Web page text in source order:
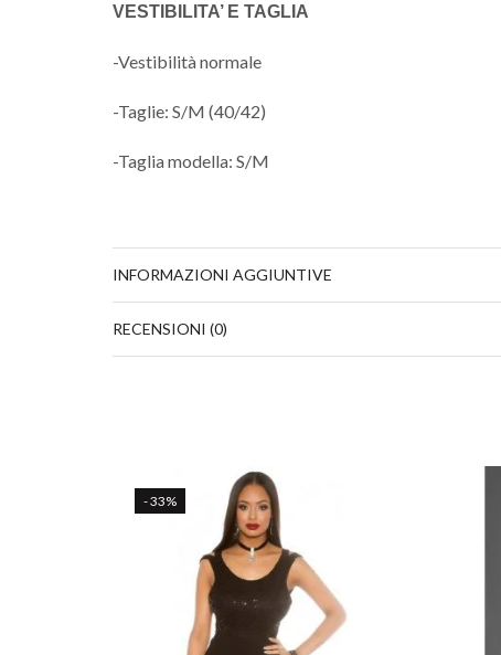
VESTIBILITA’ E TAGLIA
-Vestibilità normale
-Taglie: S/M (40/42)
-Taglia modella: S/M
INFORMAZIONI AGGIUNTIVE
RECENSIONI (0)
- 33%